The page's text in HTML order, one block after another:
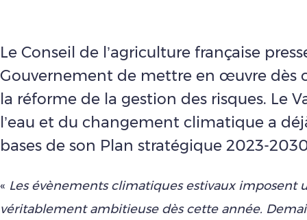
Le Conseil de l’agriculture française
Gouvernement de mettre en œuvre dès
la réforme de la gestion des risques. Le
l’eau et du changement climatique a
bases de son Plan stratégique 2023-
« Les évènements climatiques estivaux imposent
véritablement ambitieuse dès cette année.